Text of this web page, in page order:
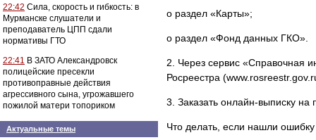
22:42 Сила, скорость и гибкость: в
Мурманске слушатели и
преподаватель ЦПП сдали
нормативы ГТО
22:41 В ЗАТО Александровск
полицейские пресекли
противоправные действия
агрессивного сына, угрожавшего
пожилой матери топориком
Актуальные темы
o раздел «Карты»;
o раздел «Фонд данных ГКО».
2. Через сервис «Справочная
Росреестра
3. Заказать онлайн-выписку на
Что делать, если нашли ошибку